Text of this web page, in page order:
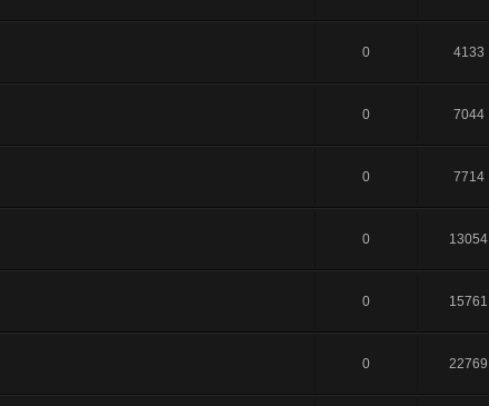
0 4133
0 7044
0 7714
0 13054
0 15761
0 22769